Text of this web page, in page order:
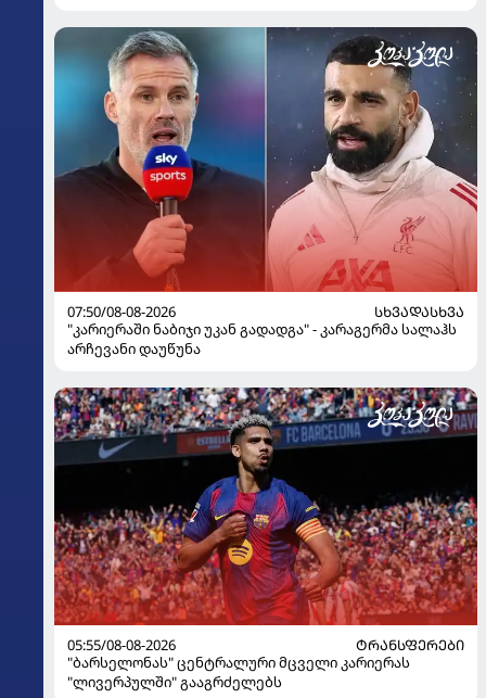
07:50/08-08-2026
ᲡᲮᲕᲐᲓᲐᲡᲮᲕᲐ
"კარიერაში ნაბიჯი უკან გადადგა" - კარაგერმა სალაჰს
არჩევანი დაუწუნა
05:55/08-08-2026
ᲢᲠᲐᲜᲡᲤᲔᲠᲔᲑᲘ
"ბარსელონას" ცენტრალური მცველი კარიერას
"ლივერპულში" გააგრძელებს